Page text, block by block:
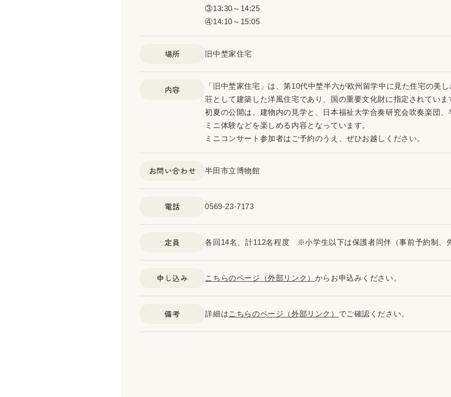
③13:30～14:25
④14:10～15:05
場所 旧中埜家住宅
内容
「旧中埜家住宅」は、第10代中埜半六が欧州留学中に見た住宅の美
荘として建築した洋風住宅であり、国の重要文化財に指定されていま
初夏の公開は、建物内の見学と、日本福祉大学合奏研究会吹奏楽団
ミニ体験などを楽しめる内容となっています。
ミニコンサート参加者はご予約のうえ、ぜひお越しください。
お問い合わせ 半田市立博物館
電話 0569-23-7173
定員 各回14名、計112名程度 ※小学生以下は保護者同伴（事前予約制、
申し込み こちらのページ（外部リンク） からお申込みください。
備考 詳細はこちらのページ（外部リンク） でご確認ください。